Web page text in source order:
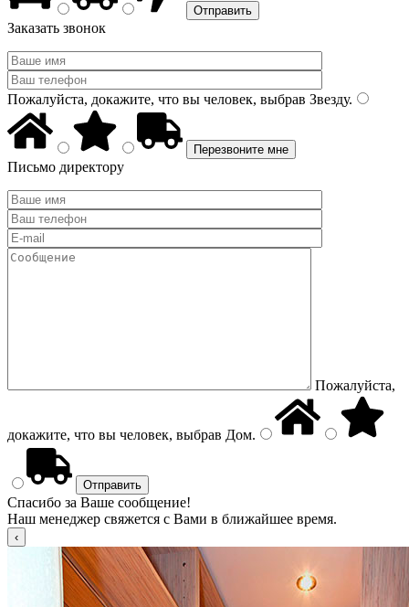
Заказать звонок
Пожалуйста, докажите, что вы человек, выбрав Звезду.
Письмо директору
Пожалуйста,
докажите, что вы человек, выбрав Дом.
Спасибо за Ваше сообщение!
Наш менеджер свяжется с Вами в ближайшее время.